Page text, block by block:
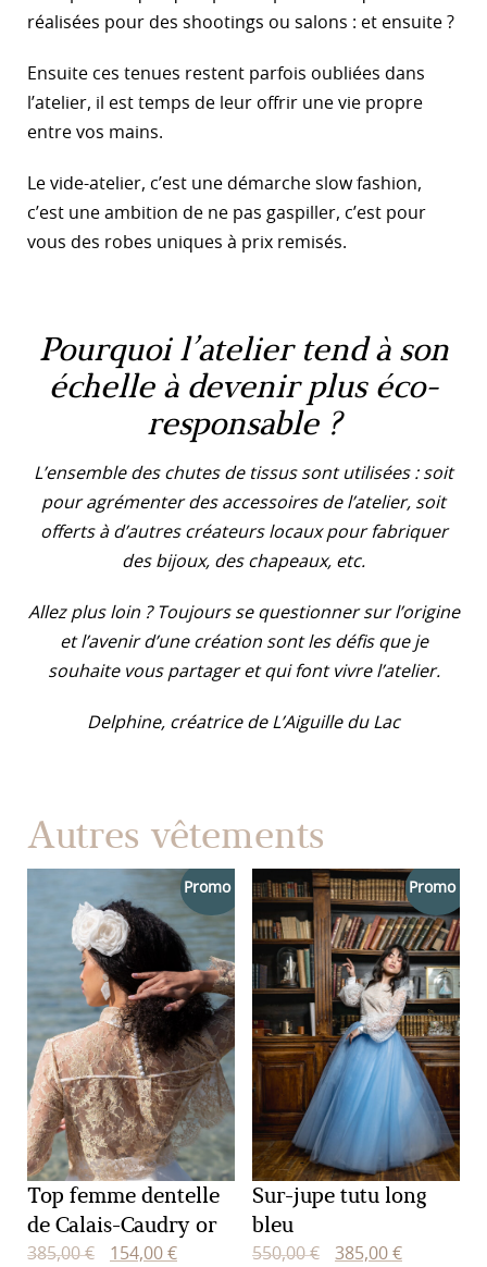
réalisées pour des shootings ou salons : et ensuite ?
Ensuite ces tenues restent parfois oubliées dans
l’atelier, il est temps de leur offrir une vie propre
entre vos mains.
Le vide-atelier, c’est une démarche slow fashion,
c’est une ambition de ne pas gaspiller, c’est pour
vous des robes uniques à prix remisés.
Pourquoi l’atelier tend à son
échelle à devenir plus éco-
responsable ?
L’ensemble des chutes de tissus sont utilisées : soit
pour agrémenter des accessoires de l’atelier, soit
offerts à d’autres créateurs locaux pour fabriquer
des bijoux, des chapeaux, etc.
Allez plus loin ? Toujours se questionner sur l’origine
et l’avenir d’une création sont les défis que je
souhaite vous partager et qui font vivre l’atelier.
Delphine, créatrice de L’Aiguille du Lac
Autres vêtements
Promo !
Top femme dentelle
de Calais-Caudry or
385,00€
Le
154,00 €
Promo !
Sur-jupe tutu long
bleu
550,00€
Le
385,00 €